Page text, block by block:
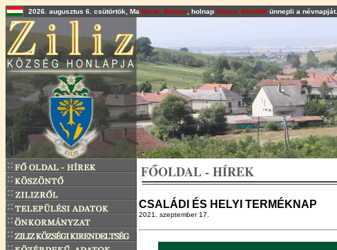
2026. augusztus 6. csütörtök, Ma Berta, Bettina , holnap Ibolya, Afrodité ünnepli a névnapját.
FŐOLDAL - HÍREK
CSALÁDI ÉS HELYI TERMÉKNAP
2021. szeptember 17.